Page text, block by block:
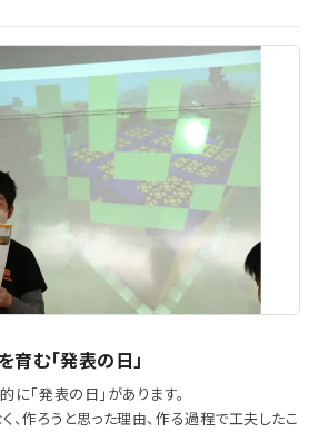
む「発表の日」
「発表の日」があります。
、作ろうと思った理由、作る過程で工夫したこ